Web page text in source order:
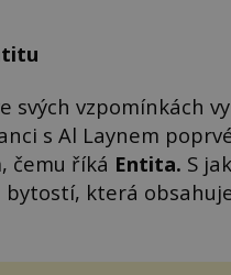
svých vzpomínkách
s Al Laynem
čemu říká Entita. S
bytostí, která